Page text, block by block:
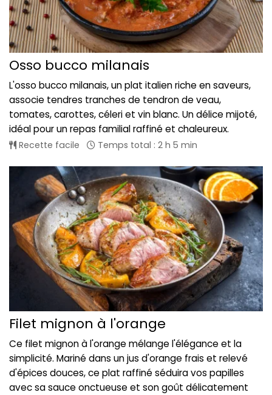
Osso bucco milanais
L'osso bucco milanais, un plat italien riche en saveurs,
associe tendres tranches de tendron de veau,
tomates, carottes, céleri et vin blanc. Un délice mijoté,
idéal pour un repas familial raffiné et chaleureux.
Recette facile Temps total : 2 h 5 min
Filet mignon à l'orange
Ce filet mignon à l'orange mélange l'élégance et la
simplicité. Mariné dans un jus d'orange frais et relevé
d'épices douces, ce plat raffiné séduira vos papilles
avec sa sauce onctueuse et son goût délicatement